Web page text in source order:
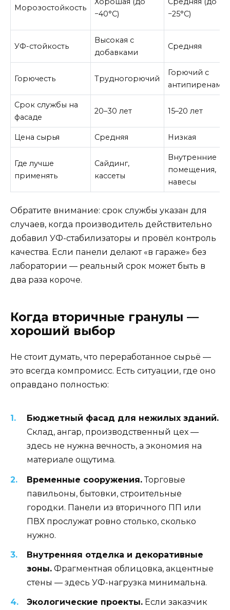
Морозостойкость
−40°C)
−25°C)
УФ-стойкость
Высокая с
добавками
Средняя
Горючесть Трудногорючий
Горючий с
антипиренами
Срок службы на
фасаде
20–30 лет 15–20 лет
Цена сырья Средняя Низкая
Где лучше
применять
Сайдинг,
кассеты
Внутренние
помещения,
навесы
Обратите внимание: срок службы указан для
случаев, когда производитель действительно
добавил УФ-стабилизаторы и провёл контроль
качества. Если панели делают «в гараже» без
лаборатории — реальный срок может быть в
два раза короче.
Когда вторичные гранулы —
хороший выбор
Не стоит думать, что переработанное сырьё —
это всегда компромисс. Есть ситуации, где оно
оправдано полностью:
Бюджетный фасад для нежилых зданий.
Склад, ангар, производственный цех —
здесь не нужна вечность, а экономия на
материале ощутима.
Временные сооружения.Торговые
павильоны, бытовки, строительные
городки. Панели из вторичного ПП или
ПВХ прослужат ровно столько, сколько
нужно.
Внутренняя отделка и декоративные
зоны. Фрагментная облицовка, акцентные
стены — здесь УФ-нагрузка минимальна.
Экологические проекты. Если заказчик